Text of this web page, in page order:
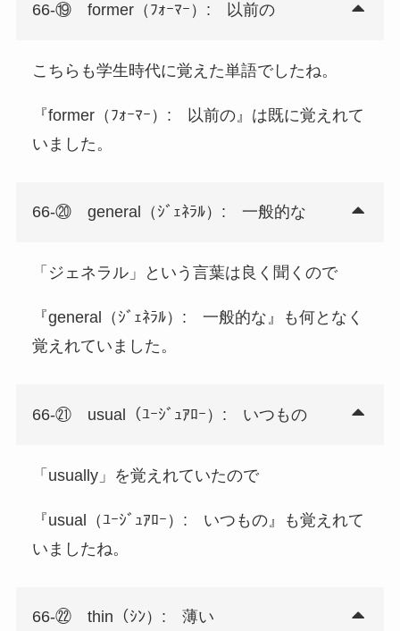
66-⑲ former（ﾌｫｰﾏｰ）: 以前の
こちらも学生時代に覚えた単語でしたね。
『former（ﾌｫｰﾏｰ）: 以前の』は既に覚えれて
いました。
66-⑳ general（ｼﾞｪﾈﾗﾙ）: 一般的な
「ジェネラル」という言葉は良く聞くので
『general（ｼﾞｪﾈﾗﾙ）: 一般的な』も何となく
覚えれていました。
66-㉑ usual（ﾕｰｼﾞｭｱﾛｰ）: いつもの
「usually」を覚えれていたので
『usual（ﾕｰｼﾞｭｱﾛｰ）: いつもの』も覚えれて
いましたね。
66-㉒ thin（ｼﾝ）: 薄い